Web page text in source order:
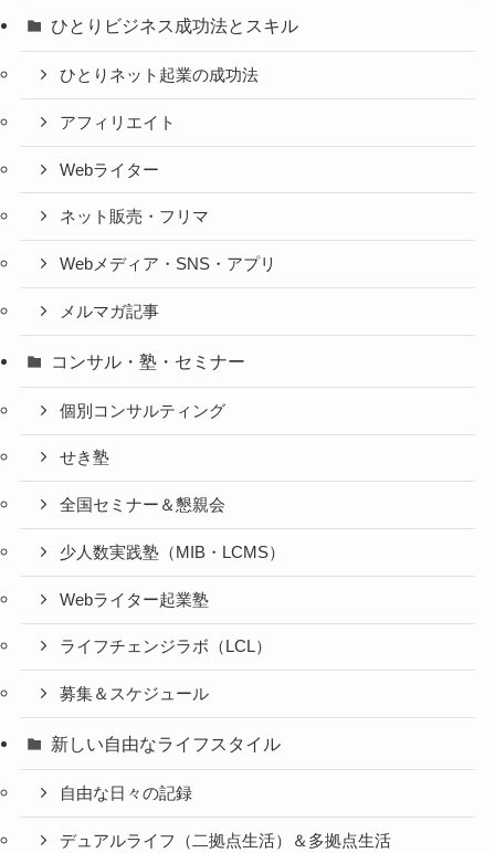
ひとりビジネス成功法とスキル
ひとりネット起業の成功法
アフィリエイト
Webライター
ネット販売・フリマ
Webメディア・SNS・アプリ
メルマガ記事
コンサル・塾・セミナー
個別コンサルティング
せき塾
全国セミナー＆懇親会
少人数実践塾（MIB・LCMS）
Webライター起業塾
ライフチェンジラボ（LCL）
募集＆スケジュール
新しい自由なライフスタイル
自由な日々の記録
デュアルライフ（二拠点生活）＆多拠点生活